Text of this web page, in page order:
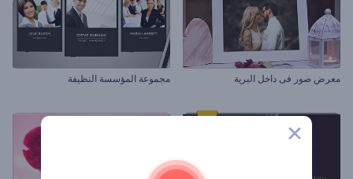
معرض صور فى داخل البرية مجموعة المؤسسة النظيفة